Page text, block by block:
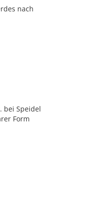
nach
bei Speidel
Form